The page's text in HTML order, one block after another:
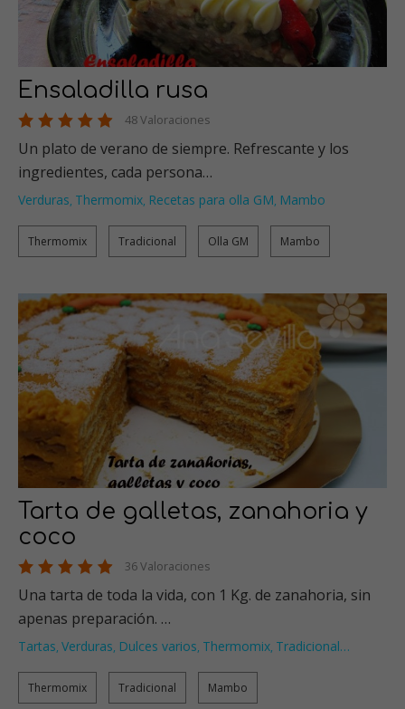
Ensaladilla rusa
48 Valoraciones
Un plato de verano de siempre. Refrescante y los
ingredientes, cada persona…
Verduras, Thermomix, Recetas para olla GM, Mambo
Thermomix Tradicional Olla GM Mambo
Tarta de galletas, zanahoria y
coco
36 Valoraciones
Una tarta de toda la vida, con 1 Kg. de zanahoria, sin
apenas preparación. …
Tartas, Verduras, Dulces varios, Thermomix, Tradicional…
Thermomix Tradicional Mambo